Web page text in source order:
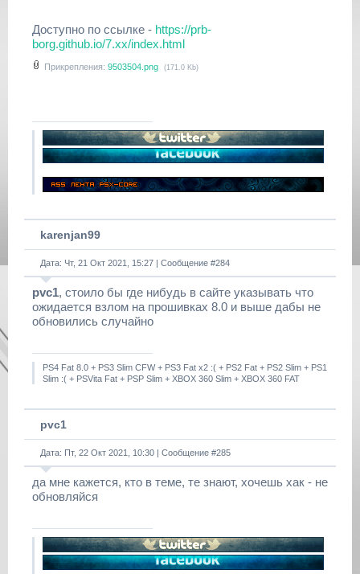
Доступно по ссылке - https://prb-
borg.github.io/7.xx/index.html
Прикрепления: 9503504.png (171.0 Kb)
karenjan99
Дата: Чт, 21 Окт 2021, 15:27 | Сообщение #284
pvc1, стоило бы где нибудь в сайте указывать что
ожидается взлом на прошивках 8.0 и выше дабы не
обновились случайно
PS4 Fat 8.0 + PS3 Slim CFW + PS3 Fat x2 :( + PS2 Fat + PS2 Slim + PS1
Slim :( + PSVita Fat + PSP Slim + XBOX 360 Slim + XBOX 360 FAT
pvc1
Дата: Пт, 22 Окт 2021, 10:30 | Сообщение #285
да мне кажется, кто в теме, те знают, хочешь хак - не
обновляйся